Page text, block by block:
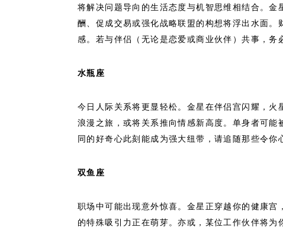
将解决问题导向的生活态度与机智思维相结合。
酬、促成交易或强化战略联盟的构想将浮出水面
感。若与伴侣（无论是恋爱或商业伙伴）共事，务
水瓶座
今日人际关系将更显轻松。金星在伴侣宫闪耀，
浪漫之旅，或将关系推向情感新高度。单身者可
同的好奇心此刻能成为强大纽带，请追随那些令你
双鱼座
职场中可能出现意外惊喜。金星正穿越你的健康
的特殊吸引力正在萌芽。亦或，某位工作伙伴将